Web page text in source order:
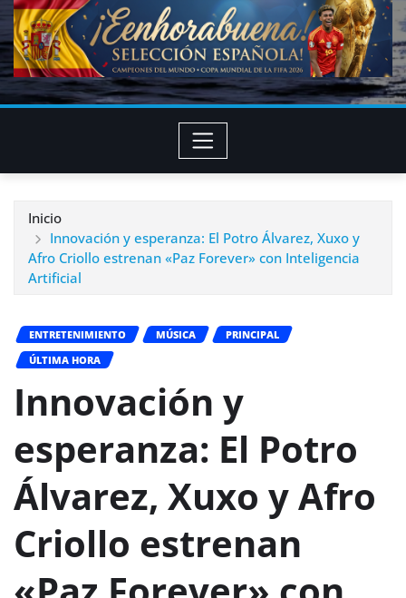
Inicio
Innovación y esperanza: El Potro Álvarez, Xuxo y
Afro Criollo estrenan «Paz Forever» con Inteligencia
Artificial
ENTRETENIMIENTO MÚSICA
PRINCIPAL
ÚLTIMA HORA
Innovación y
esperanza: El Potro
Álvarez, Xuxo y Afro
Criollo estrenan